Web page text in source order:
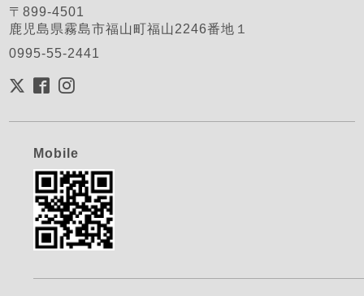
〒899-4501
鹿児島県霧島市福山町福山2246番地１
0995-55-2441
Mobile